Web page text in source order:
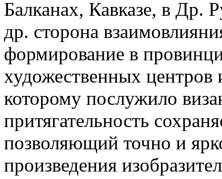
Балканах, Кавказе, в Др.
др. сторона
формирование в
художественных
которому послужило
притягательность
позволяющий точно и
произведения